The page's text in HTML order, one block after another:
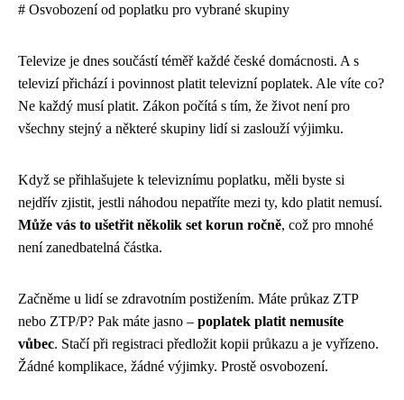
# Osvobození od poplatku pro vybrané skupiny
Televize je dnes součástí téměř každé české domácnosti. A s
televizí přichází i povinnost platit televizní poplatek. Ale víte co?
Ne každý musí platit. Zákon počítá s tím, že život není pro
všechny stejný a některé skupiny lidí si zaslouží výjimku.
Když se přihlašujete k televiznímu poplatku, měli byste si
nejdřív zjistit, jestli náhodou nepatříte mezi ty, kdo platit nemusí.
Může vás to ušetřit několik set korun ročně, což pro mnohé
není zanedbatelná částka.
Začněme u lidí se zdravotním postižením. Máte průkaz ZTP
nebo ZTP/P? Pak máte jasno – poplatek platit nemusíte
vůbec. Stačí při registraci předložit kopii průkazu a je vyřízeno.
Žádné komplikace, žádné výjimky. Prostě osvobození.